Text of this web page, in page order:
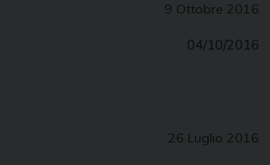
9 Ottobre 2016
04/10/2016
26 Luglio 2016